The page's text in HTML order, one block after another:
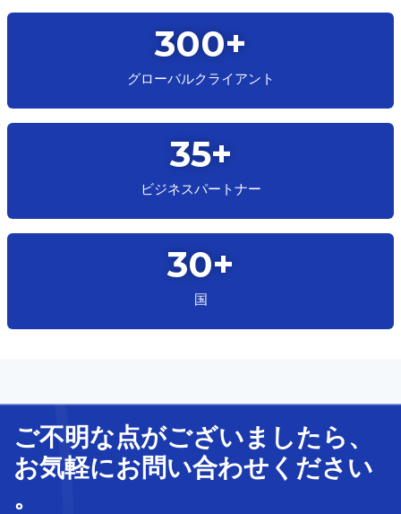
300+
グローバルクライアント
35+
ビジネスパートナー
30+
国
ご不明な点がございましたら、
お気軽にお問い合わせ ください
。